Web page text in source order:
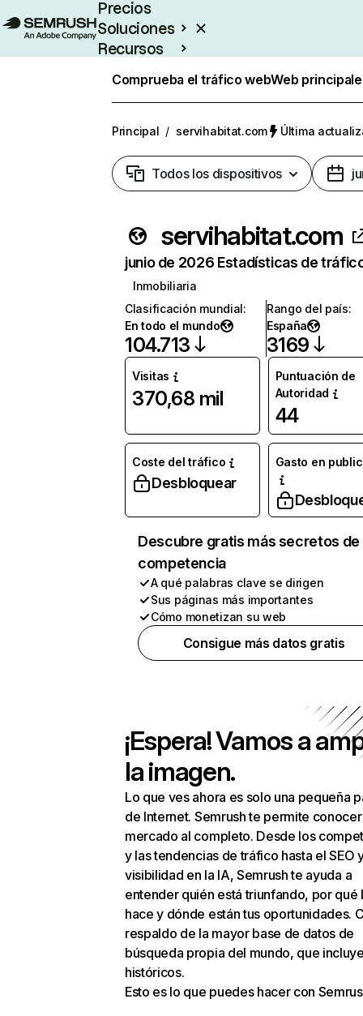
Precios
Soluciones
Recursos
Comprueba el tráfico webWeb
Principal / servihabitat.com Última
Todos los dispositivos
servihabitat.com
junio de 2026 Estadísticas de
Inmobiliaria
Clasificación mundial:
En todo el mundo
104.713
Rango del país:
España
3169
Visitas
370,68 mil
Puntuación de
Autoridad
44
Coste del tráfico
Desbloquear
Gasto en
Descubre gratis más secretos de
competencia
A qué palabras clave se dirigen
Sus páginas más importantes
Cómo monetizan su web
Consigue más datos gratis
¡Espera! Vamos a
la imagen.
Lo que ves ahora es solo una pequeña
de Internet. Semrush te permite
mercado al completo. Desde los
y las tendencias de tráfico hasta el SEO
visibilidad en la IA, Semrush te ayuda a
entender quién está triunfando, por qué
hace y dónde están tus oportunidades.
respaldo de la mayor base de datos de
búsqueda propia del mundo, que
históricos.
Esto es lo que puedes hacer con